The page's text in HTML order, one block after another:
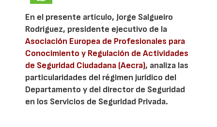
En el presente artículo, Jorge Salgueiro
Rodriguez, presidente ejecutivo de la
Asociación Europea de Profesionales para
Conocimiento y Regulación de Actividades
de Seguridad Ciudadana (Aecra), analiza las
particularidades del régimen jurídico del
Departamento y del director de Seguridad
en los Servicios de Seguridad Privada.